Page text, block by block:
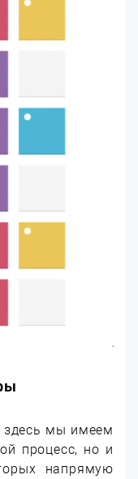
здесь мы имеем
процесс, но и
напрямую